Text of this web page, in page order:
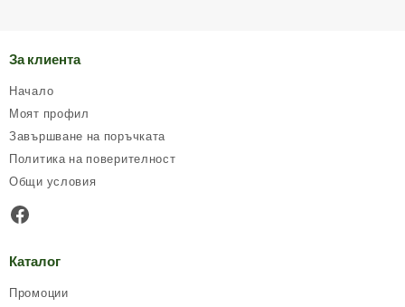
the
За клиента
Начало
Моят профил
Завършване на поръчката
Политика на поверителност
Общи условия
Facebook
Каталог
Промоции